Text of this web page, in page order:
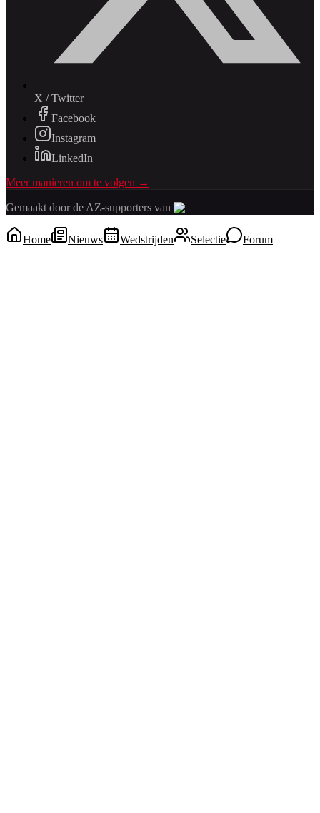
X / Twitter
Facebook
Instagram
LinkedIn
Meer manieren om te volgen →
Gemaakt door de AZ-supporters van
Home Nieuws Wedstrijden Selectie Forum